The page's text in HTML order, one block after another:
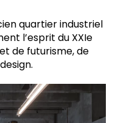
quartier industriel
l’esprit du XXIe
de futurisme, de